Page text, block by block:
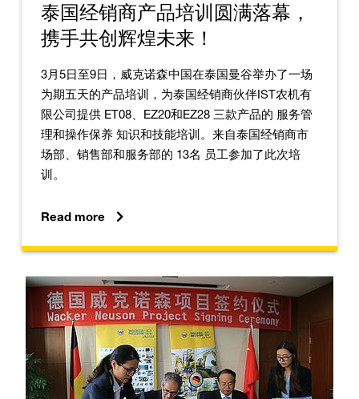
泰国经销商产品培训圆满落幕，
携手共创辉煌未来！
3月5日至9日，威克诺森中国在泰国曼谷举办了一场
为期五天的产品培训，为泰国经销商伙伴IST农机有
限公司提供 ET08、EZ20和EZ28 三款产品的 服务管
理和操作保养 知识和技能培训。来自泰国经销商市
场部、销售部和服务部的 13名 员工参加了此次培
训。
Read more